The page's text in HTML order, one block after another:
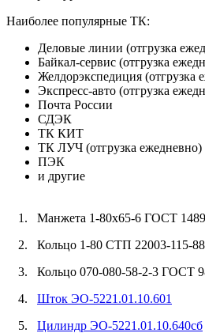
Наиболее популярные ТК:
Деловые линии (отгрузка
Байкал-сервис (отгрузка
Желдорэкспедиция (отгрузка
Экспресс-авто (отгрузка
Почта России
СДЭК
ТК КИТ
ТК ЛУЧ (отгрузка ежедневно)
ПЭК
и другие
1. Манжета 1-80х65-6 ГОСТ
2. Кольцо 1-80 СТП 22003-115-88
3. Кольцо 070-080-58-2-3 ГОСТ
4. Шток ЭО-5221.01.10.601
5. Цилиндр ЭО-5221.01.10.640сб